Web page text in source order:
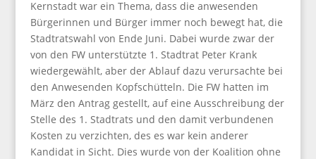
Kernstadt war ein Thema, dass die anwesenden
Bürgerinnen und Bürger immer noch bewegt hat, die
Stadtratswahl von Ende Juni. Dabei wurde zwar der
von den FW unterstützte 1. Stadtrat Peter Krank
wiedergewählt, aber der Ablauf dazu verursachte bei
den Anwesenden Kopfschütteln. Die FW hatten im
März den Antrag gestellt, auf eine Ausschreibung der
Stelle des 1. Stadtrats und den damit verbundenen
Kosten zu verzichten, des es war kein anderer
Kandidat in Sicht. Dies wurde von der Koalition ohne